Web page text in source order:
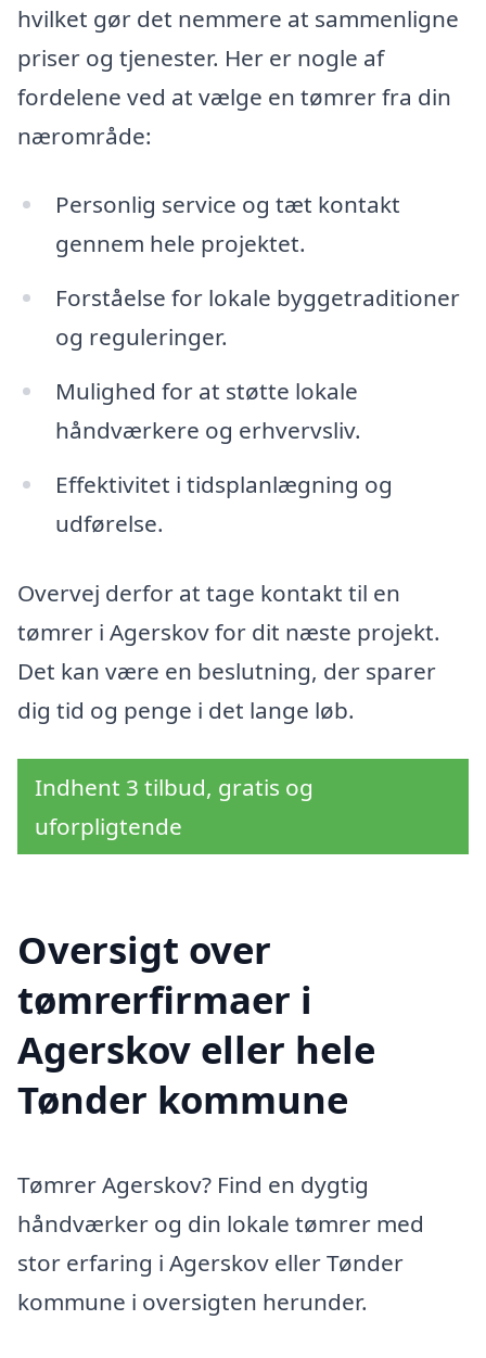
hvilket gør det nemmere at sammenligne
priser og tjenester. Her er nogle af
fordelene ved at vælge en tømrer fra din
nærområde:
Personlig service og tæt kontakt
gennem hele projektet.
Forståelse for lokale byggetraditioner
og reguleringer.
Mulighed for at støtte lokale
håndværkere og erhvervsliv.
Effektivitet i tidsplanlægning og
udførelse.
Overvej derfor at tage kontakt til en
tømrer i Agerskov for dit næste projekt.
Det kan være en beslutning, der sparer
dig tid og penge i det lange løb.
Indhent 3 tilbud, gratis og
uforpligtende
Oversigt over
tømrerfirmaer i
Agerskov eller hele
Tønder kommune
Tømrer Agerskov? Find en dygtig
håndværker og din lokale tømrer med
stor erfaring i Agerskov eller Tønder
kommune i oversigten herunder.